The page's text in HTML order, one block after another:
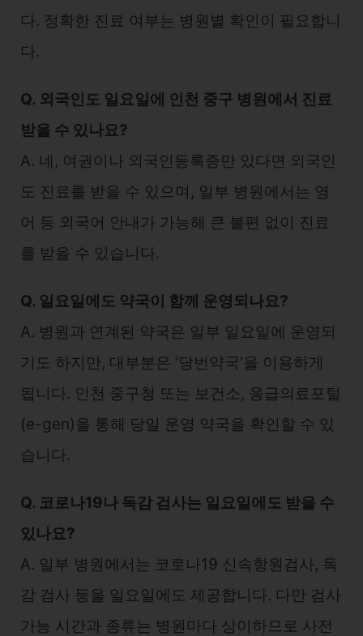
다. 정확한 진료 여부는 병원별 확인이 필요합니
다.
Q. 외국인도 일요일에 인천 중구 병원에서 진료
받을 수 있나요?
A. 네, 여권이나 외국인등록증만 있다면 외국인
도 진료를 받을 수 있으며, 일부 병원에서는 영
어 등 외국어 안내가 가능해 큰 불편 없이 진료
를 받을 수 있습니다.
Q. 일요일에도 약국이 함께 운영되나요?
A. 병원과 연계된 약국은 일부 일요일에 운영되
기도 하지만, 대부분은 ‘당번약국’을 이용하게
됩니다. 인천 중구청 또는 보건소, 응급의료포털
(e-gen)을 통해 당일 운영 약국을 확인할 수 있
습니다.
Q. 코로나19나 독감 검사는 일요일에도 받을 수
있나요?
A. 일부 병원에서는 코로나19 신속항원검사, 독
감 검사 등을 일요일에도 제공합니다. 다만 검사
가능 시간과 종류는 병원마다 상이하므로 사전